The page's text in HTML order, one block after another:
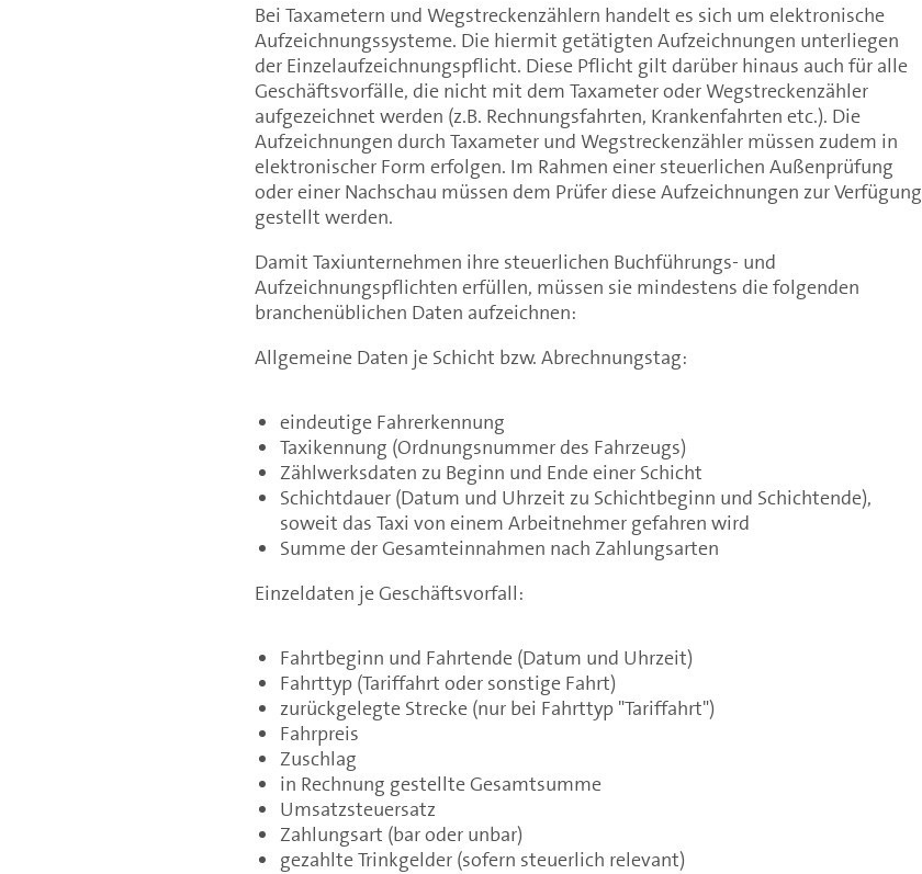
Bei Taxametern und Wegstreckenzählern handelt es sich um elektronische
Aufzeichnungssysteme. Die hiermit getätigten Aufzeichnungen unterliegen
der Einzelaufzeichnungspflicht. Diese Pflicht gilt darüber hinaus auch für alle
Geschäftsvorfälle, die nicht mit dem Taxameter oder Wegstreckenzähler
aufgezeichnet werden (z.B. Rechnungsfahrten, Krankenfahrten etc.). Die
Aufzeichnungen durch Taxameter und Wegstreckenzähler müssen zudem in
elektronischer Form erfolgen. Im Rahmen einer steuerlichen Außenprüfung
oder einer Nachschau müssen dem Prüfer diese Aufzeichnungen zur Verfügung
gestellt werden.
Damit Taxiunternehmen ihre steuerlichen Buchführungs- und
Aufzeichnungspflichten erfüllen, müssen sie mindestens die folgenden
branchenüblichen Daten aufzeichnen:
Allgemeine Daten je Schicht bzw. Abrechnungstag:
eindeutige Fahrerkennung
Taxikennung (Ordnungsnummer des Fahrzeugs)
Zählwerksdaten zu Beginn und Ende einer Schicht
Schichtdauer (Datum und Uhrzeit zu Schichtbeginn und Schichtende),
soweit das Taxi von einem Arbeitnehmer gefahren wird
Summe der Gesamteinnahmen nach Zahlungsarten
Einzeldaten je Geschäftsvorfall:
Fahrtbeginn und Fahrtende (Datum und Uhrzeit)
Fahrttyp (Tariffahrt oder sonstige Fahrt)
zurückgelegte Strecke (nur bei Fahrttyp "Tariffahrt")
Fahrpreis
Zuschlag
in Rechnung gestellte Gesamtsumme
Umsatzsteuersatz
Zahlungsart (bar oder unbar)
gezahlte Trinkgelder (sofern steuerlich relevant)